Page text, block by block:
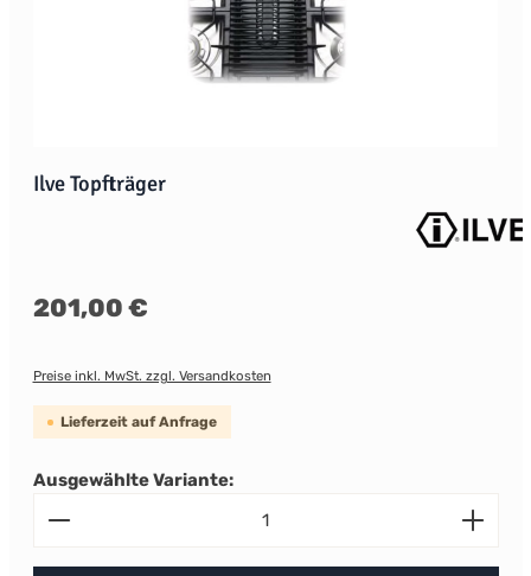
Ilve Topfträger
Regulärer Preis:
201,00 €
Preise inkl. MwSt. zzgl. Versandkosten
Lieferzeit auf Anfrage
Ausgewählte Variante:
Produkt Anzahl: Gib den gewünschten Wert ein